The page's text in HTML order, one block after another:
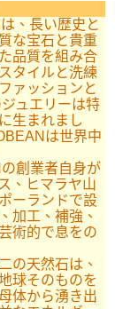
、長い歴史と
な宝石と貴重
品質を組み合
タイルと洗練
ァッションと
ュエリーは特
生まれまし
は世界中
創業者自身が
、ヒマラヤ山
ーランドで設
加工、補強、
術的で息をの
の天然石は、
球そのものを
体から湧き出